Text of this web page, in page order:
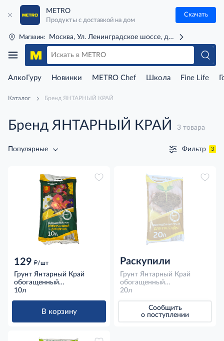
METRO
Продукты с доставкой на дом
Скачать
Магазин: Москва, Ул. Ленинградское шоссе, д. 71Г (м. Речной
АлкоГуру Новинки METRO Chef Школа Fine Life
Каталог Бренд ЯНТАРНЫЙ КРАЙ
Бренд ЯНТАРНЫЙ КРАЙ 3 товара
Популярные Фильтр 3
129 д/шт
Грунт Янтарный Край
обогащенный
универсальный для цветов,
10л
В корзину
Раскупили
Грунт Янтарный Край
обогащенный
универсальный для
20л
Сообщить
о поступлении